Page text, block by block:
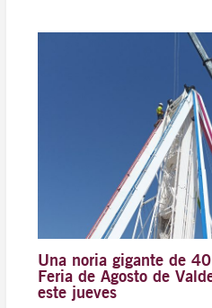
Una noria gigante de
Feria de Agosto de
este jueves